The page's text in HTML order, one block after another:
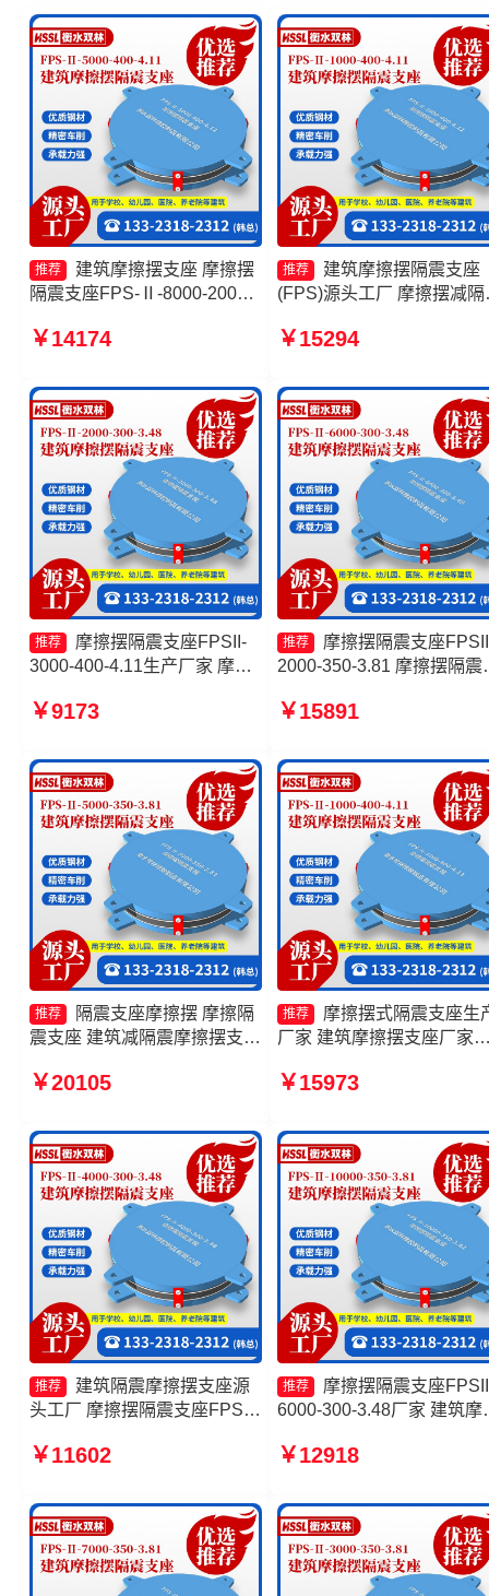
推荐
建筑摩擦摆支座 摩擦摆
隔震支座FPS-Ⅱ-8000-200生
生产厂家 摩擦摆减隔震支座源
￥14174
推荐
建筑摩擦摆隔震支座
(FPS)源头工厂 摩擦摆减隔
厂家 摩擦摆式减震支座
￥15294
推荐
摩擦摆隔震支座FPSII-
3000-400-4.11生产厂家 摩擦
摆隔震支座FPSII-5000-350-
1000-350-3.81源头工厂
￥9173
推荐
摩擦摆隔震支座
2000-350-3.81 摩擦摆隔震
摩擦摆式减震支座源头工
￥15891
推荐
隔震支座摩擦摆 摩擦隔
震支座 建筑减隔震摩擦摆支座
3000-400-4.11源头工厂
￥20105
推荐
摩擦摆式隔震支座生
厂家 建筑摩擦摆支座厂家
摩擦摆支座定制源头工厂
￥15973
推荐
建筑隔震摩擦摆支座源
头工厂 摩擦摆隔震支座FPSII-
摆隔震支座FPSII-10000-350-
￥11602
推荐
摩擦摆隔震支座
6000-300-3.48厂家 建筑摩
隔震支座FPSII-2000-400-
FJZQZ9000GD厂家
￥12918